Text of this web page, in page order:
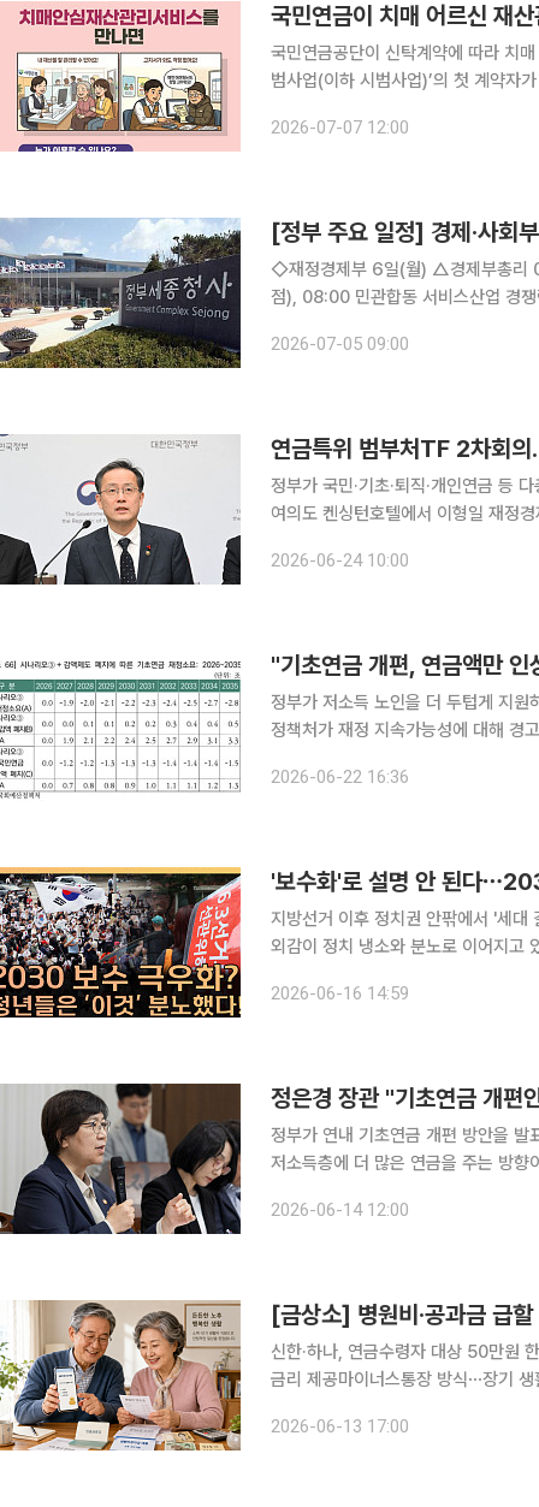
국민연금이 치매 어르신 재
국민연금공단이 신탁계약에 따라 치
범사업(이하 시범사업)’의 첫 계약자가 나왔다. 보건복지부는 시범사업을 시
하게 관리·보호하는 공공신탁 기반의
2026-07-07 12:00
[정부 주요 일정] 경제·사
◇재정경제부 6일(월) △경제부총리 07:35 24시간 외환시장 개장 계기 딜링룸 방문(하나은행 본
점), 08:00 민관합동 서비스산업 경쟁력 강화 TF(웨
일(화) △경제부총리 10:00 국무회
2026-07-05 09:00
연금특위 범부처TF 2차회의
정부가 국민·기초·퇴직·개인연금 등 다층
여의도 켄싱턴호텔에서 이형일 재정
를 위해 설치한 국회 연금개혁 특별위
2026-06-24 10:00
"기초연금 개편, 연금액만
정부가 저소득 노인을 더 두텁게 지원
정책처가 재정 지속가능성에 대해 경
2026-06-22 16:36
'보수화'로 설명 안 된다
지방선거 이후 정치권 안팎에서 '세
외감이 정치 냉소와 분노로 이어지고
김지영 기자와 손윤희 박사는 15일 공
2026-06-16 14:59
정은경 장관 "기초연금 개편
정부가 연내 기초연금 개편 방안을 발
저소득층에 더 많은 연금을 주는 방향이다. 정은경 보건복지부 장관은 11일 서울 모처에
조기에 확정하는 것이 목표”라고 말
2026-06-14 12:00
[금상소] 병원비·공과금 급
신한·하나, 연금수령자 대상 50만원
금리 제공마이너스통장 방식⋯장기 생활비보다 단기 자
생활자금 수요에 대응하기 위한 시니
2026-06-13 17:00